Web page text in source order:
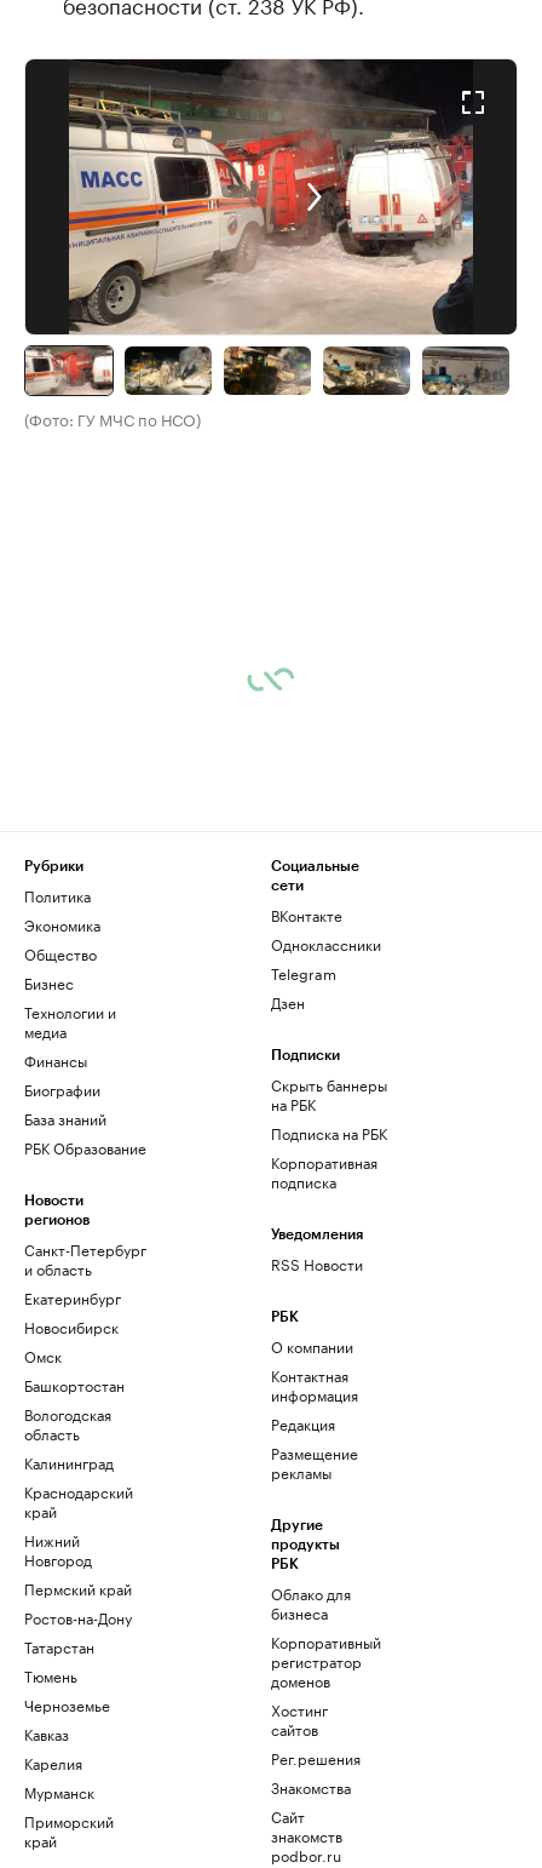
(Фото: ГУ МЧС по НСО)
Рубрики
Политика
Экономика
Общество
Бизнес
Технологии и
медиа
Финансы
Биографии
База знаний
РБК Образование
Новости
регионов
Санкт-Петербург
и область
Екатеринбург
Новосибирск
Омск
Башкортостан
Вологодская
область
Калининград
Краснодарский
край
Нижний
Новгород
Пермский край
Ростов-на-Дону
Татарстан
Тюмень
Черноземье
Кавказ
Карелия
Мурманск
Приморский
край
Социальные
сети
ВКонтакте
Одноклассники
Telegram
Дзен
Подписки
Скрыть баннеры
на РБК
Подписка на РБК
Корпоративная
подписка
Уведомления
RSS Новости
РБК
О компании
Контактная
информация
Редакция
Размещение
рекламы
Другие
продукты
РБК
Облако для
бизнеса
Корпоративный
регистратор
доменов
Хостинг
сайтов
Рег.решения
Знакомства
Сайт
знакомств
podbor.ru